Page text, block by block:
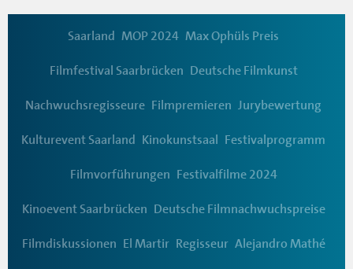
Saarland MOP 2024 Max Ophüls Preis
Filmfestival Saarbrücken Deutsche Filmkunst
Nachwuchsregisseure Filmpremieren Jurybewertung
Kulturevent Saarland Kinokunstsaal Festivalprogramm
Filmvorführungen Festivalfilme 2024
Kinoevent Saarbrücken Deutsche Filmnachwuchspreise
Filmdiskussionen El Martir Regisseur Alejandro Mathé